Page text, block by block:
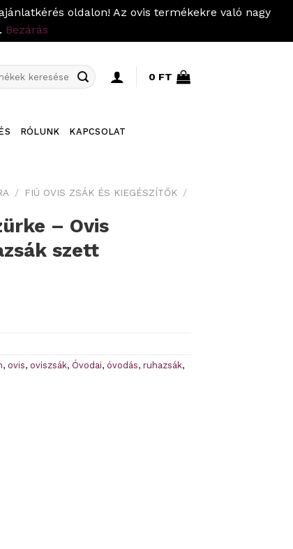
oldalon! Az ovis termékekre való nagy
Bezárás
0 FT
RÓLUNK KAPCSOLAT
/ FIÚ OVIS ZSÁK ÉS KIEGÉSZÍTŐK /
– Ovis
szett
, ovis, oviszsák, Óvodai, óvodás, ruhazsák,